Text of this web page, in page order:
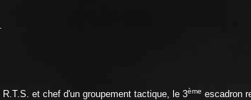
R.T.S. et chef d'un groupement tactique, le 3ème escadron